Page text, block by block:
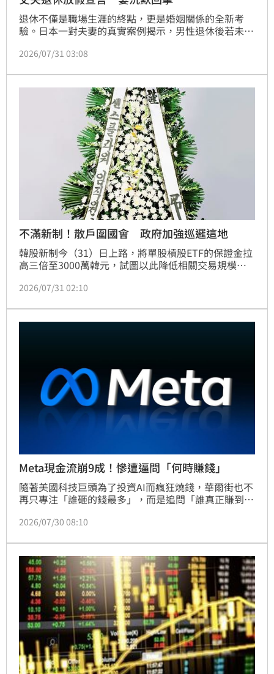
退休不僅是職場生涯的終點，更是婚姻關係的全新考
驗。日本一對夫妻的真實案例揭示，男性退休後若未能
休後，妻子由紀子透過「家務清單」強制要求丈夫參與
分工。專家指出，退休規劃不僅是財務準備，更需培養
生活自理能力，以避免配偶負擔失衡。經過三個月的磨
合，浩二學會獨立處理家事，雙方也成功重塑對等的婚
姻生活模式，為高齡化社會下的夫妻相處提供了重要參
考，強調共同承擔責任才是維持生活品質的關鍵。
2026/07/31 03:08
不滿新制！散戶圍國會 政府加強巡邏這地
韓股新制今（31）日上路，將單股槓股ETF的保證金拉
高三倍至3000萬韓元，試圖以此降低相關交易規模與
島的韓國國會，29日前方就出現30座白色弔唁花圈，
股票槓桿ETF」以及「用選票報復你們」等標語。同時
漢江周邊橋樑可見警方加強巡邏，以防股災期間發生憾
2026/07/31 02:10
Meta現金流崩9成！慘遭逼問「何時賺錢」
隨著美國科技巨頭為了投資AI而瘋狂燒錢，華爾街也不
再只專注「誰砸的錢最多」，而是追問「誰真正賺到
公布的第二季財報，微軟憑藉Azure雲端業務的強勁成
失守。市場給予花錢不節制的Meta懲罰，其盤後股價
一度崩跌11%；微軟反之則大漲約8%。
2026/07/30 08:10